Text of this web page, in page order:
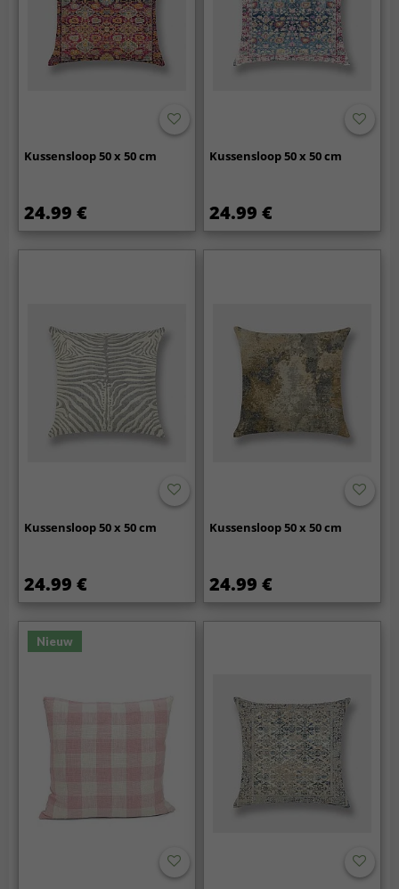
Kussensloop 50 x 50 cm
24.99 €
Kussensloop 50 x 50 cm
24.99 €
Kussensloop 50 x 50 cm
24.99 €
Kussensloop 50 x 50 cm
24.99 €
Nieuw